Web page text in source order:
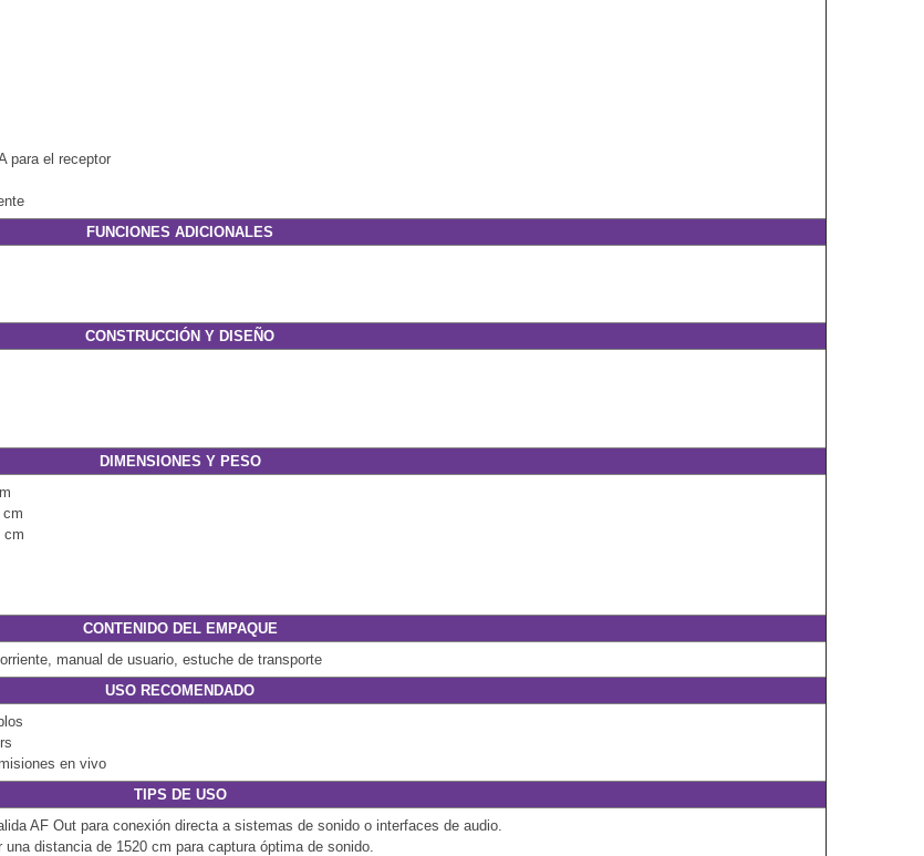
para el receptor
FUNCIONES ADICIONALES
CONSTRUCCIÓN Y DISEÑO
DIMENSIONES Y PESO
cm
cm
CONTENIDO DEL EMPAQUE
manual de usuario, estuche de transporte
USO RECOMENDADO
en vivo
TIPS DE USO
AF Out para conexión directa a sistemas de sonido o interfaces de audio.
una distancia de 1520 cm para captura óptima de sonido.